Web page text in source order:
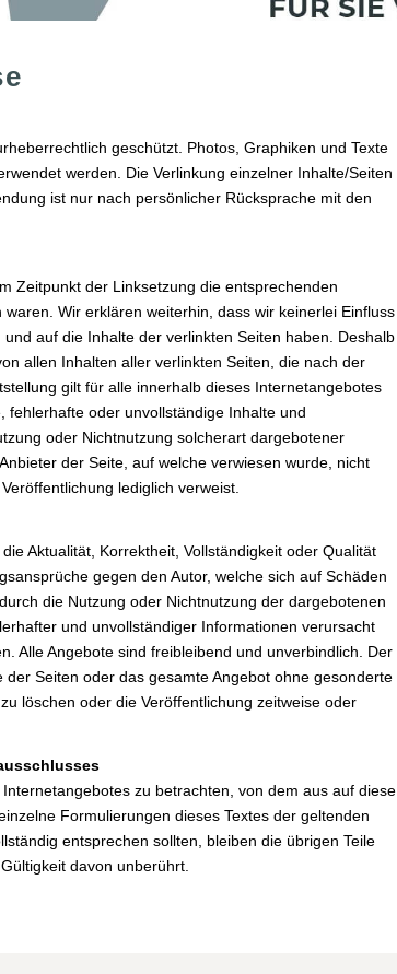
geschützt. Photos, Graphiken und Texte
werden. Die Verlinkung einzelner Inhalte/Seiten
ist nur nach persönlicher Rücksprache mit den
Zeitpunkt der Linksetzung die entsprechenden
Wir erklären weiterhin, dass wir keinerlei Einfluss
auf die Inhalte der verlinkten Seiten haben. Deshalb
allen Inhalten aller verlinkten Seiten, die nach der
gilt für alle innerhalb dieses Internetangebotes
fehlerhafte oder unvollständige Inhalte und
oder Nichtnutzung solcherart dargebotener
der Seite, auf welche verwiesen wurde, nicht
lediglich verweist.
Aktualität, Korrektheit, Vollständigkeit oder Qualität
gegen den Autor, welche sich auf Schäden
die Nutzung oder Nichtnutzung der dargebotenen
und unvollständiger Informationen verursacht
Alle Angebote sind freibleibend und unverbindlich. Der
Seiten oder das gesamte Angebot ohne gesonderte
löschen oder die Veröffentlichung zeitweise oder
zu betrachten, von dem aus auf diese
Formulierungen dieses Textes der geltenden
entsprechen sollten, bleiben die übrigen Teile
davon unberührt.